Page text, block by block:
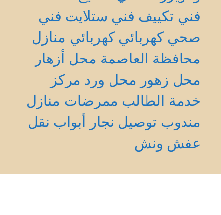
فني تكييف فني ستلايت فني
صحي كهربائي كهربائي منازل
محافظة العاصمة محل أزهار
محل زهور محل ورد مركز
خدمة الطالب ممرضات منازل
مندوب توصيل نجار أبواب نقل
عفش ونش